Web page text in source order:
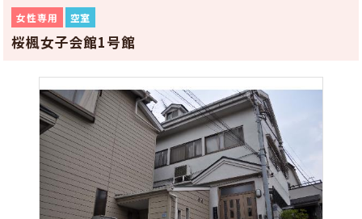
女性専用 空室
桜楓女子会館1号館